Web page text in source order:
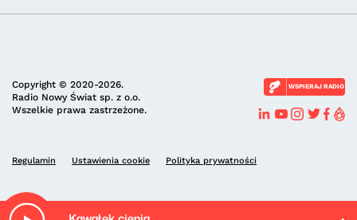
Copyright © 2020-2026.
Radio Nowy Świat sp. z o.o.
Wszelkie prawa zastrzeżone.
WSPIERAJ RADIO
Regulamin Ustawienia cookie Polityka prywatności